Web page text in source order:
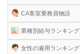
CA客室乗務員物語
業種別給与ランキング
女性の雇用ランキング